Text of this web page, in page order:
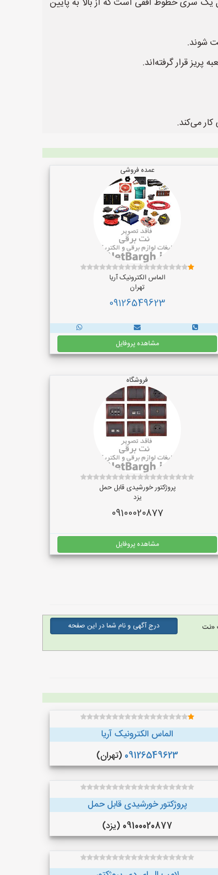
سری خطوط افقی است که از بالا به پایین
عمده فروشی
الماس الکترونیک آریا
تهران
09126549623
مشاهده پروفایل
فروشگاه
پروژکتور خورشیدی قابل حمل
یزد
09100020877
مشاهده پروفایل
«نت درج آگهی و نام شما در این صفحه
الماس الکترونیک آریا
09126549623 (تهران)
پروژکتور خورشیدی قابل حمل
09100020877 (یزد)